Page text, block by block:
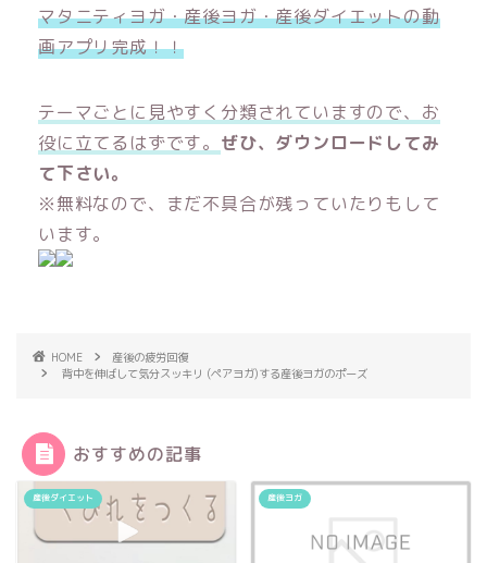
マタニティヨガ・産後ヨガ・産後ダイエットの動
画アプリ完成！！
テーマごとに見やすく分類されていますので、お
役に立てるはずです。 ぜひ、ダウンロードしてみ
て下さい。
※無料なので、まだ不具合が残っていたりもして
います。
HOME
産後の疲労回復
背中を伸ばして気分スッキリ (ペアヨガ)する産後ヨガのポーズ
おすすめの記事
産後ダイエット 産後ヨガ